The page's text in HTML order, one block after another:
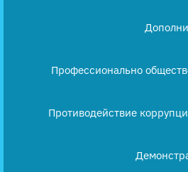
Профессионально
Противодействие